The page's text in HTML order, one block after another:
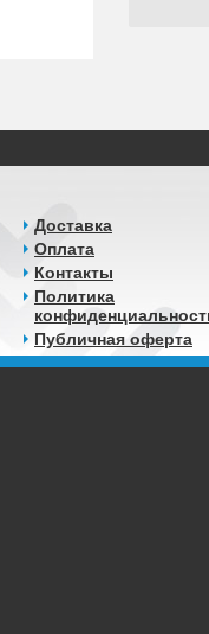
Доставка
Оплата
Контакты
Политика
Публичная оферта